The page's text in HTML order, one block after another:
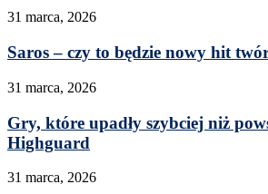
31 marca, 2026
Saros – czy to będzie nowy hit
31 marca, 2026
Gry, które upadły szybciej niż
Highguard
31 marca, 2026